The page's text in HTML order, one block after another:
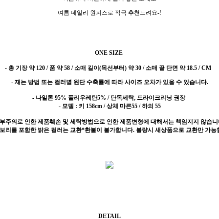
여름 데일리 원피스로 적극 추천드려요-!
ONE SIZE
- 총 기장 약 120 / 품 약 58 / 소매 길이(목선부터) 약 30 / 소매 끝 단면 약 18.5 / CM
- 재는 방법 또는 컬러별 원단 수축률에 따라 사이즈 오차가 있을 수 있습니다.
- 나일론 95% 폴리우레탄5% / 단독세탁, 드라이크리닝 권장
- 모델 : 키 158cm / 상체 마른55 / 하의 55
주의로 인한 제품훼손 및 세탁방법으로 인한 제품변형에 대해서는 책임지지 않습니
리를 포함한 밝은 컬러는 교환*환불이 불가합니다. 불량시 새상품으로 교환만 가능
DETAIL